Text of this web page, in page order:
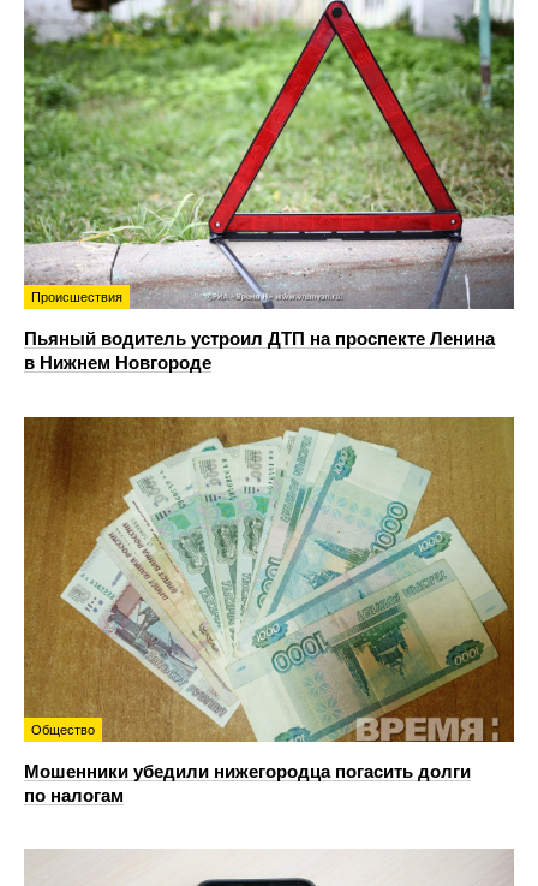
Происшествия
Пьяный водитель устроил ДТП на проспекте Ленина
в Нижнем Новгороде
Общество
Мошенники убедили нижегородца погасить долги
по налогам